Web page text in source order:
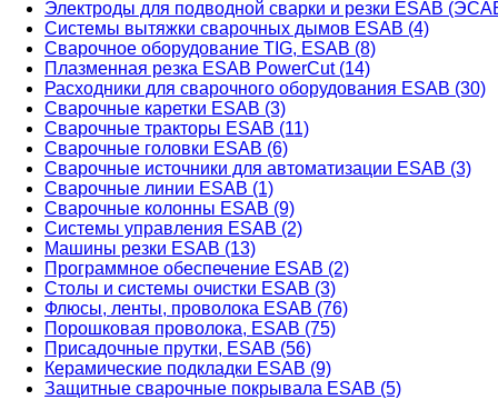
Электроды для подводной сварки и резки ESAB
Системы вытяжки сварочных дымов ESAB (4)
Сварочное оборудование TIG, ESAB (8)
Плазменная резка ESAB PowerCut (14)
Расходники для сварочного оборудования ESAB (30)
Сварочные каретки ESAB (3)
Сварочные тракторы ESAB (11)
Сварочные головки ESAB (6)
Сварочные источники для автоматизации ESAB (3)
Сварочные линии ESAB (1)
Сварочные колонны ESAB (9)
Системы управления ESAB (2)
Машины резки ESAB (13)
Программное обеспечение ESAB (2)
Столы и системы очистки ESAB (3)
Флюсы, ленты, проволока ESAB (76)
Порошковая проволока, ESAB (75)
Присадочные прутки, ESAB (56)
Керамические подкладки ESAB (9)
Защитные сварочные покрывала ESAB (5)